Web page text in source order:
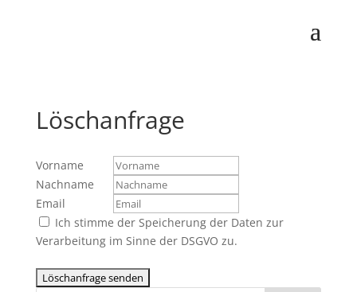
Löschanfrage
Vorname
Nachname
Email
Ich stimme der Speicherung der Daten zur
Verarbeitung im Sinne der DSGVO zu.